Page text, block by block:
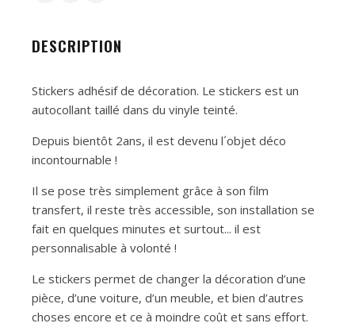
DESCRIPTION
Stickers adhésif de décoration. Le stickers est un
autocollant taillé dans du vinyle teinté.
Depuis bientôt 2ans, il est devenu l´objet déco
incontournable !
Il se pose très simplement grâce à son film
transfert, il reste très accessible, son installation se
fait en quelques minutes et surtout... il est
personnalisable à volonté !
Le stickers permet de changer la décoration d’une
pièce, d’une voiture, d’un meuble, et bien d’autres
choses encore et ce à moindre coût et sans effort.